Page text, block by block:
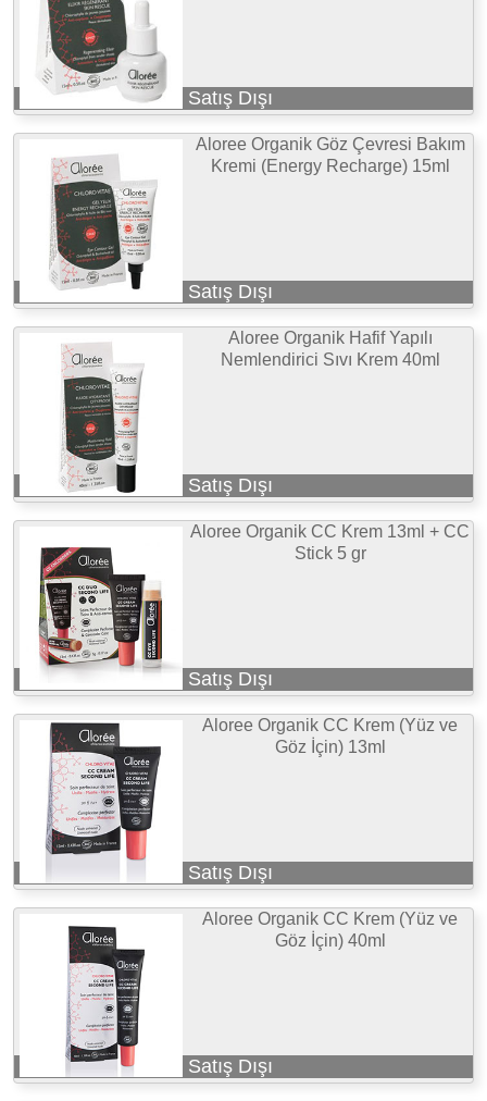
Satış Dışı
Aloree Organik Göz Çevresi Bakım
Kremi (Energy Recharge) 15ml
Satış Dışı
Aloree Organik Hafif Yapılı
Nemlendirici Sıvı Krem 40ml
Satış Dışı
Aloree Organik CC Krem 13ml + CC
Stick 5 gr
Satış Dışı
Aloree Organik CC Krem (Yüz ve
Göz İçin) 13ml
Satış Dışı
Aloree Organik CC Krem (Yüz ve
Göz İçin) 40ml
Satış Dışı